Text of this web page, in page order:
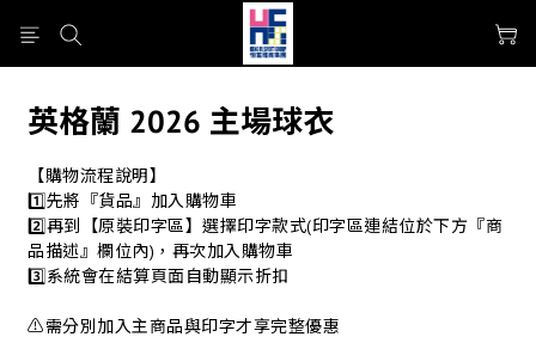
英格蘭 2026 主場球衣
【購物流程說明】
1️⃣先將『貨品』加入購物車
2️⃣再到【原裝印字區】選擇印字款式(印字區連結位於下方『商
品描述』欄位內)，再次加入購物車
3️⃣系統會在結算頁面自動顯示折扣
⚠️需分別加入主商品與印字才享完整優惠